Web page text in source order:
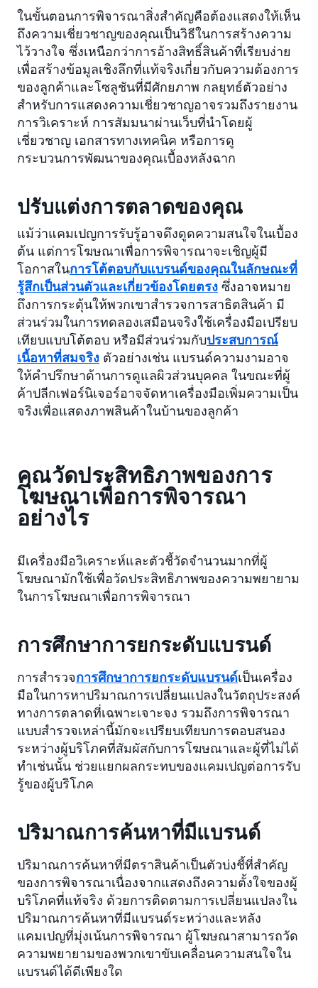
ในขั้นตอนการพิจารณาสิ่งสำคัญคือต้องแสดงให้เห็น
ถึงความเชี่ยวชาญของคุณเป็นวิธีในการสร้างความ
ไว้วางใจ ซึ่งเหนือกว่าการอ้างสิทธิ์สินค้าที่เรียบง่าย
เพื่อสร้างข้อมูลเชิงลึกที่แท้จริงเกี่ยวกับความต้องการ
ของลูกค้าและโซลูชันที่มีศักยภาพ กลยุทธ์ตัวอย่าง
สำหรับการแสดงความเชี่ยวชาญอาจรวมถึงรายงาน
การวิเคราะห์ การสัมมนาผ่านเว็บที่นำโดยผู้
เชี่ยวชาญ เอกสารทางเทคนิค หรือการดู
กระบวนการพัฒนาของคุณเบื้องหลังฉาก
ปรับแต่งการตลาดของคุณ
แม้ว่าแคมเปญการรับรู้อาจดึงดูดความสนใจในเบื้อง
ต้น แต่การโฆษณาเพื่อการพิจารณาจะเชิญผู้มี
โอกาสในการโต้ตอบกับแบรนด์ของคุณในลักษณะที่
รู้สึกเป็นส่วนตัวและเกี่ยวข้องโดยตรง ซึ่งอาจหมาย
ถึงการกระตุ้นให้พวกเขาสำรวจการสาธิตสินค้า มี
ส่วนร่วมในการทดลองเสมือนจริงใช้เครื่องมือเปรียบ
เทียบแบบโต้ตอบ หรือมีส่วนร่วมกับประสบการณ์
เนื้อหาที่สมจริง ตัวอย่างเช่น แบรนด์ความงามอาจ
ให้คำปรึกษาด้านการดูแลผิวส่วนบุคคล ในขณะที่ผู้
ค้าปลีกเฟอร์นิเจอร์อาจจัดหาเครื่องมือเพิ่มความเป็น
จริงเพื่อแสดงภาพสินค้าในบ้านของลูกค้า
คุณวัดประสิทธิภาพของการ
โฆษณาเพื่อการพิจารณา
อย่างไร
มีเครื่องมือวิเคราะห์และตัวชี้วัดจำนวนมากที่ผู้
โฆษณามักใช้เพื่อวัดประสิทธิภาพของความพยายาม
ในการโฆษณาเพื่อการพิจารณา
การศึกษาการยกระดับแบรนด์
การสำรวจการศึกษาการยกระดับแบรนด์เป็นเครื่อง
มือในการหาปริมาณการเปลี่ยนแปลงในวัตถุประสงค์
ทางการตลาดที่เฉพาะเจาะจง รวมถึงการพิจารณา
แบบสำรวจเหล่านี้มักจะเปรียบเทียบการตอบสนอง
ระหว่างผู้บริโภคที่สัมผัสกับการโฆษณาและผู้ที่ไม่ได้
ทำเช่นนั้น ช่วยแยกผลกระทบของแคมเปญต่อการรับ
รู้ของผู้บริโภค
ปริมาณการค้นหาที่มีแบรนด์
ปริมาณการค้นหาที่มีตราสินค้าเป็นตัวบ่งชี้ที่สำคัญ
ของการพิจารณาเนื่องจากแสดงถึงความตั้งใจของผู้
บริโภคที่แท้จริง ด้วยการติดตามการเปลี่ยนแปลงใน
ปริมาณการค้นหาที่มีแบรนด์ระหว่างและหลัง
แคมเปญที่มุ่งเน้นการพิจารณา ผู้โฆษณาสามารถวัด
ความพยายามของพวกเขาขับเคลื่อนความสนใจใน
แบรนด์ได้ดีเพียงใด